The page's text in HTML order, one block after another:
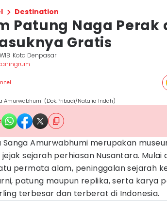
Destination
Patung Naga Perak
Gratis
Kota Denpasar
Amurwabhumi (Dok.Pribadi/Natalia Indah)
Sanga Amurwabhumi merupakan
sejarah perhiasan Nusantara. Mulai
permata alam, peninggalan sejarah
patung maupun replika, serta karya
terbesar dan terberat di Indonesia.